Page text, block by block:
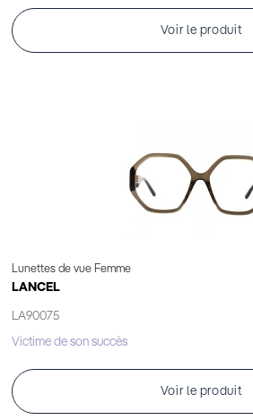
Voir le produit
Lunettes de vue Femme
LANCEL
LA90075
Victime de son succès
Voir le produit